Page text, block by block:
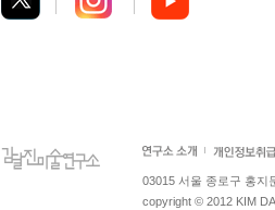
03015 서울 종로구 홍지
copyright © 2012 KIM